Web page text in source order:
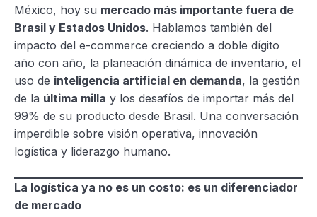
México, hoy su mercado más importante fuera de
Brasil y Estados Unidos. Hablamos también del
impacto del e-commerce creciendo a doble dígito
año con año, la planeación dinámica de inventario, el
uso de inteligencia artificial en demanda, la gestión
de la última milla y los desafíos de importar más del
99% de su producto desde Brasil. Una conversación
imperdible sobre visión operativa, innovación
logística y liderazgo humano.
La logística ya no es un costo: es un diferenciador
de mercado